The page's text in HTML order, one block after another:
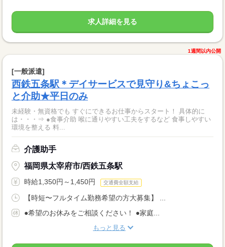
求人詳細を見る
1週間以内公開
[一般派遣]
西鉄五条駅＊デイサービスで見守り&ちょこっ
と介助★平日のみ
未経験・無資格でも すぐにできるお仕事からスタート！ 具体的に
は・・・⇒ ●食事介助 喉に通りやすい工夫をするなど 食事しやすい
環境を整える 料...
介護助手
福岡県太宰府市/西鉄五条駅
時給1,350円～1,450円 交通費全額支給
【時短〜フルタイム勤務希望の方大募集】 ...
●希望のお休みをご相談ください！ ●家庭...
もっと見る